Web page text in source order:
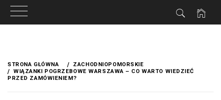
treści
STRONA GŁÓWNA
ZACHODNIOPOMORSKIE
WIĄZANKI POGRZEBOWE WARSZAWA – CO WARTO WIEDZIEĆ
PRZED ZAMÓWIENIEM?